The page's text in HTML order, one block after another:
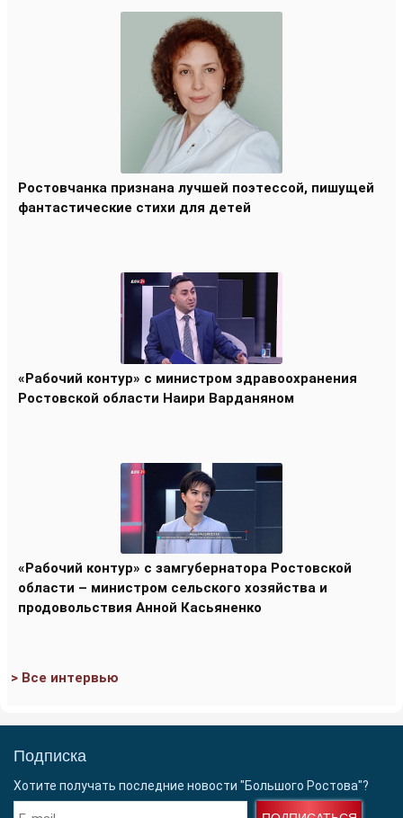
Ростовчанка признана лучшей поэтессой, пишущей
фантастические стихи для детей
«Рабочий контур» с министром здравоохранения
Ростовской области Наири Варданяном
«Рабочий контур» с замгубернатора Ростовской
области – министром сельского хозяйства и
продовольствия Анной Касьяненко
> Все интервью
Подписка
Хотите получать последние новости "Большого Ростова"?